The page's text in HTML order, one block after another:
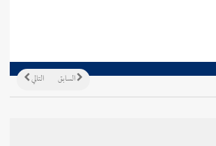
التالي السابق